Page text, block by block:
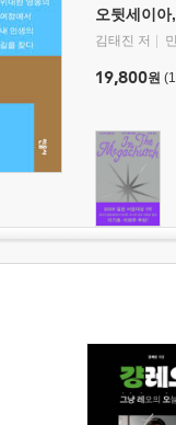
오뒷세이
김태진 저
19,800원